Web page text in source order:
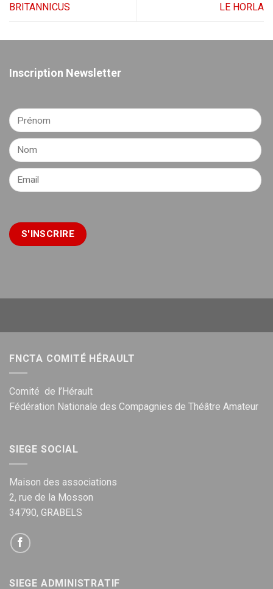
BRITANNICUS LE HORLA
Inscription Newsletter
FNCTA COMITÉ HÉRAULT
Comité de l’Hérault
Fédération Nationale des Compagnies de Théâtre Amateur
SIEGE SOCIAL
Maison des associations
2, rue de la Mosson
34790, GRABELS
SIEGE ADMINISTRATIF